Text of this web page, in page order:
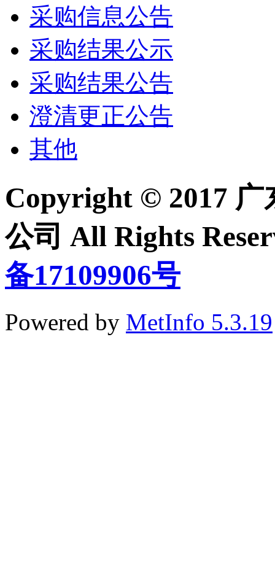
采购信息公告
采购结果公示
采购结果公告
澄清更正公告
其他
Copyright © 2017
公司 All Rights
备17109906号
Powered by MetInfo 5.3.19